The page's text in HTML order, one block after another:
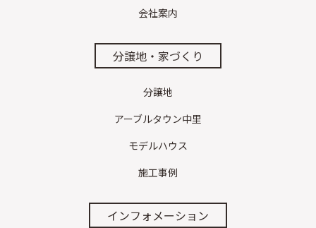
会社案内
分譲地・家づくり
分譲地
アーブルタウン中里
モデルハウス
施工事例
インフォメーション